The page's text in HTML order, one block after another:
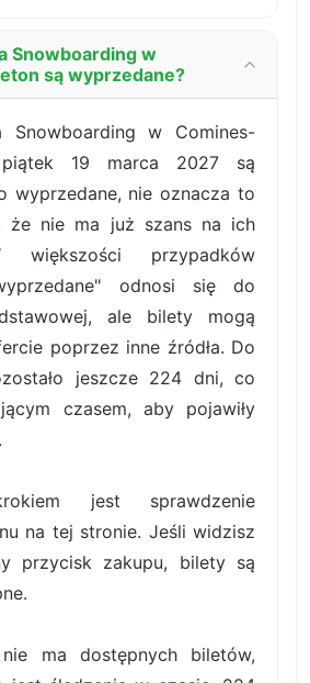
Snowboarding w
są wyprzedane?
w Comines-
19 marca 2027 są
wyprzedane, nie oznacza to
że nie ma już szans na ich
większości przypadków
odnosi się do
ale bilety mogą
poprzez inne źródła. Do
jeszcze 224 dni, co
czasem, aby pojawiły
jest sprawdzenie
na tej stronie. Jeśli widzisz
przycisk zakupu, bilety są
ma dostępnych biletów,